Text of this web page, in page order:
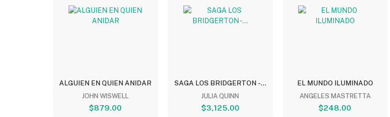
ALGUIEN EN QUIEN ANIDAR
JOHN WISWELL
$879.00
SAGA LOS BRIDGERTON -...
JULIA QUINN
$3,125.00
EL MUNDO ILUMINADO
ANGELES MASTRETTA
$248.00